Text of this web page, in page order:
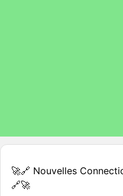
🚀🔗 Nouvelles
🔗🚀